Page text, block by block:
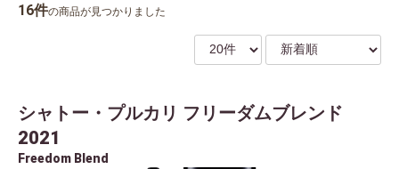
16件の商品が見つかりました
シャトー・プルカリ フリーダムブレンド
2021
Freedom Blend